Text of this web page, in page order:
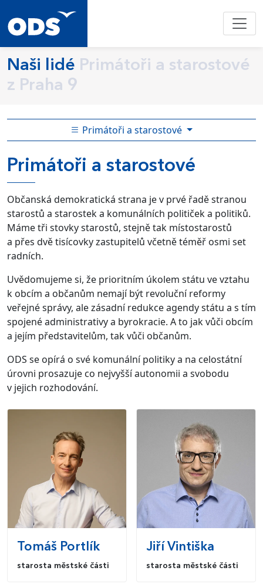
Naši lidé Primátoři a starostové
z Praha 9
Primátoři a starostové
Primátoři a starostové
Občanská demokratická strana je v prvé řadě stranou
starostů a starostek a komunálních političek a politiků.
Máme tři stovky starostů, stejně tak místostarostů
a přes dvě tisícovky zastupitelů včetně téměř osmi set
radních.
Uvědomujeme si, že prioritním úkolem státu ve vztahu
k obcím a občanům nemají být revoluční reformy
veřejné správy, ale zásadní redukce agendy státu a s tím
spojené administrativy a byrokracie. A to jak vůči obcím
a jejím představitelům, tak vůči občanům.
ODS se opírá o své komunální politiky a na celostátní
úrovni prosazuje co nejvyšší autonomii a svobodu
v jejich rozhodování.
Tomáš Portlík
starosta městské části
Jiří Vintiška
starosta městské části